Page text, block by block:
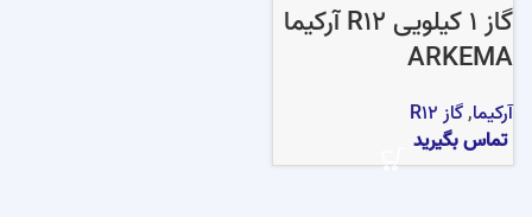
گاز 1 کیلویی R12 آرکیما
ARKEMA
آرکیما,گاز R12
تماس بگیرید